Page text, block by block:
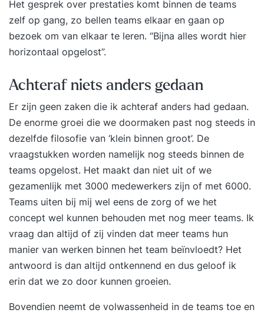
Het gesprek over prestaties komt binnen de teams
zelf op gang, zo bellen teams elkaar en gaan op
bezoek om van elkaar te leren. “Bijna alles wordt hier
horizontaal opgelost”.
Achteraf niets anders gedaan
Er zijn geen zaken die ik achteraf anders had gedaan.
De enorme groei die we doormaken past nog steeds in
dezelfde filosofie van ‘klein binnen groot’. De
vraagstukken worden namelijk nog steeds binnen de
teams opgelost. Het maakt dan niet uit of we
gezamenlijk met 3000 medewerkers zijn of met 6000.
Teams uiten bij mij wel eens de zorg of we het
concept wel kunnen behouden met nog meer teams. Ik
vraag dan altijd of zij vinden dat meer teams hun
manier van werken binnen het team beïnvloedt? Het
antwoord is dan altijd ontkennend en dus geloof ik
erin dat we zo door kunnen groeien.
Bovendien neemt de volwassenheid in de teams toe en